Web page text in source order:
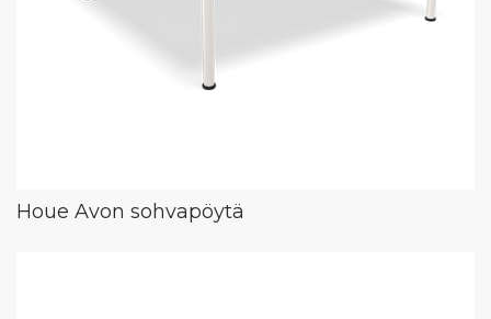
Houe Avon sohvapöytä